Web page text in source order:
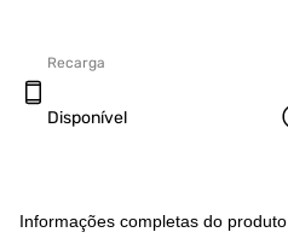
Recarga
Disponível
Informações completas do produto